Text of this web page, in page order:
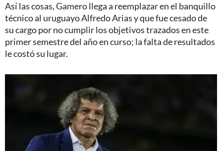
Así las cosas, Gamero llega a reemplazar en el banquillo
técnico al uruguayo Alfredo Arias y que fue cesado de
su cargo por no cumplir los objetivos trazados en este
primer semestre del año en curso; la falta de resultados
le costó su lugar.